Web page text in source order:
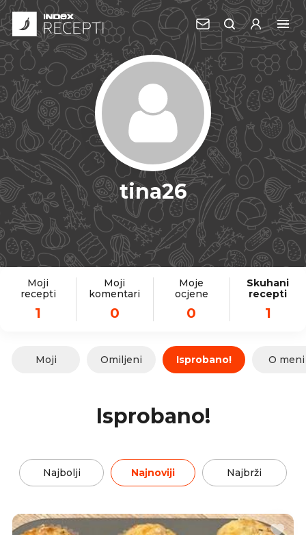
tina26
Moji
recepti
1
Moji
komentari
0
Moje
ocjene
0
Skuhani
recepti
1
Moji Omiljeni Isprobano! O meni
Isprobano!
Najbolji Najnoviji Najbrži